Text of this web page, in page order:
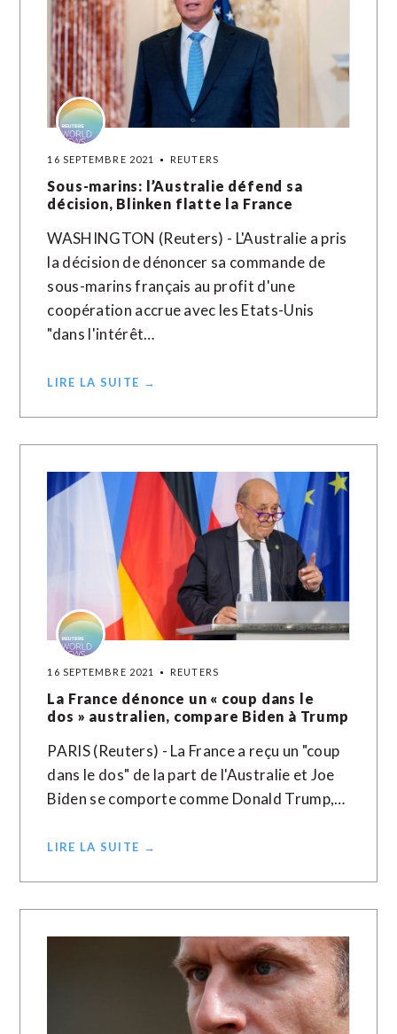
16 SEPTEMBRE 2021 REUTERS
Sous-marins: l’Australie défend sa
décision, Blinken flatte la France
WASHINGTON (Reuters) - L'Australie a pris
la décision de dénoncer sa commande de
sous-marins français au profit d'une
coopération accrue avec les Etats-Unis
"dans l'intérêt…
LIRE LA SUITE →
16 SEPTEMBRE 2021 REUTERS
La France dénonce un « coup dans le
dos » australien, compare Biden à Trump
PARIS (Reuters) - La France a reçu un "coup
dans le dos" de la part de l'Australie et Joe
Biden se comporte comme Donald Trump,…
LIRE LA SUITE →